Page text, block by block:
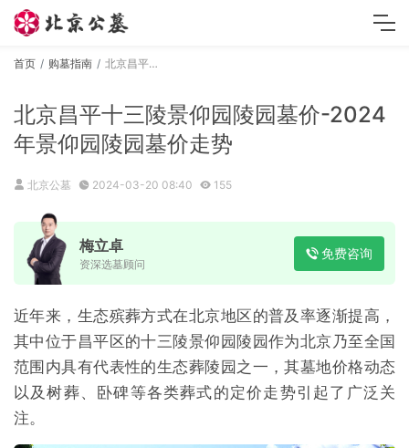
首页 购墓指南 北京昌平十三陵景仰园陵园墓价-2024年景仰园陵园墓价走势
北京昌平十三陵景仰园陵园墓价-2024
年景仰园陵园墓价走势
北京公墓 2024-03-20 08:40 155
梅立卓
资深选墓顾问
免费咨询
近年来，生态殡葬方式在北京地区的普及率逐渐提高，
其中位于昌平区的十三陵景仰园陵园作为北京乃至全国
范围内具有代表性的生态葬陵园之一，其墓地价格动态
以及树葬、卧碑等各类葬式的定价走势引起了广泛关
注。